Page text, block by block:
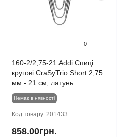
0
160-2/2,75-21 Addi Спиці
кругові CraSyTrio Short 2,75
мм - 21 см, латунь
Немає в нявності
Код товару: 201433
858.00грн.